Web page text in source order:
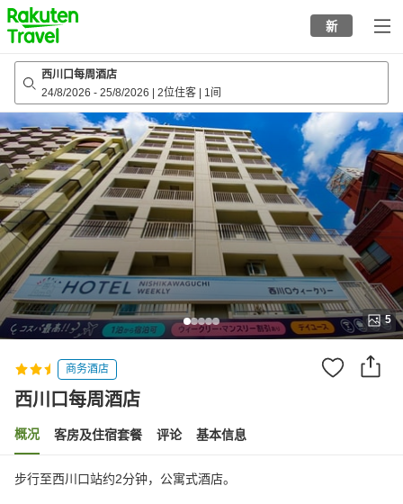
to
top
page
新
西川口每周酒店
24/8/2026 - 25/8/2026 2位住客 1间
5
商务酒店
西川口每周酒店
概况 客房及住宿套餐 评论 基本信息
步行至西川口站约2分钟，公寓式酒店。